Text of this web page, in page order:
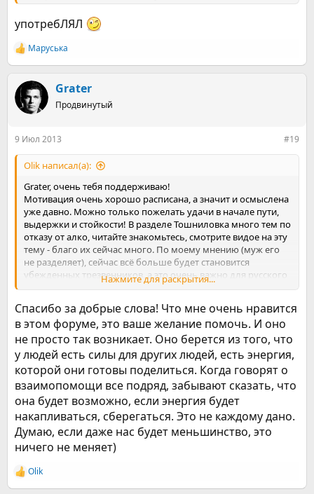
употребЛЯЛ
Р
е
к
ц
и
Маруська
Grater
Продвинутый
9 Июл 2013 #19
Olik написал(а):
Grater, очень тебя поддерживаю!
Мотивация очень хорошо расписана, а значит и осмыслена
уже давно. Можно только пожелать удачи в начале пути,
выдержки и стойкости! В разделе Тошниловка много тем по
отказу от алко, читайте знакомьтесь, смотрите видое на эту
тему - благо их сейчас много. По моему мнению (муж его
не разделяет), сейчас всё больше будет становится
убежденных трезвенников, а это очень важно для русского
народа и для страны В октябре у меня 2 года трезвости
От мороженки сложнее отучиться
Нажмите для раскрытия...
Спасибо за добрые слова! Что мне очень нравится
в этом форуме, это ваше желание помочь. И оно
не просто так возникает. Оно берется из того, что
у людей есть силы для других людей, есть энергия,
которой они готовы поделиться. Когда говорят о
взаимопомощи все подряд, забывают сказать, что
она будет возможно, если энергия будет
накапливаться, сберегаться. Это не каждому дано.
Думаю, если даже нас будет меньшинство, это
ничего не меняет)
Р
е
Olik